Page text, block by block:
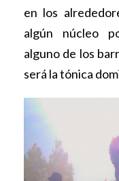
en los
algún núcleo
alguno de los
será la tónica